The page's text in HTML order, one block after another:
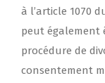
à l’article 1070
peut également
procédure de
consentement